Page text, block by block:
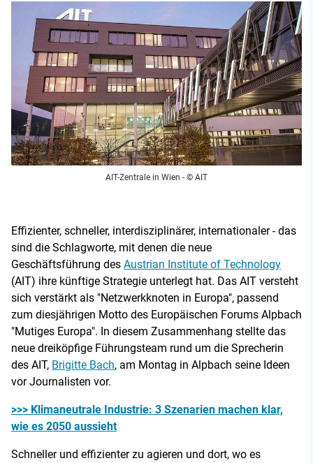
AIT-Zentrale in Wien - © AIT
Effizienter, schneller, interdisziplinärer, internationaler - das
sind die Schlagworte, mit denen die neue
Geschäftsführung des Austrian Institute of Technology
(AIT) ihre künftige Strategie unterlegt hat. Das AIT versteht
sich verstärkt als "Netzwerkknoten in Europa", passend
zum diesjährigen Motto des Europäischen Forums Alpbach
"Mutiges Europa". In diesem Zusammenhang stellte das
neue dreiköpfige Führungsteam rund um die Sprecherin
des AIT, Brigitte Bach, am Montag in Alpbach seine Ideen
vor Journalisten vor.
>>> Klimaneutrale Industrie: 3 Szenarien machen klar,
wie es 2050 aussieht
Schneller und effizienter zu agieren und dort, wo es